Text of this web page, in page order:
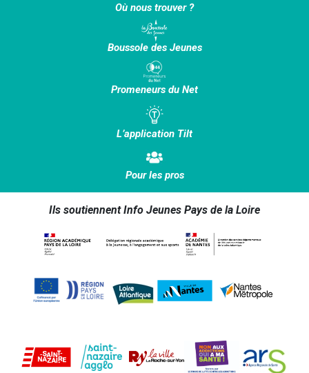
Où nous trouver ?
Boussole des Jeunes
Promeneurs du Net
L’application Tilt
Pour les pros
Ils soutiennent Info Jeunes Pays de la Loire